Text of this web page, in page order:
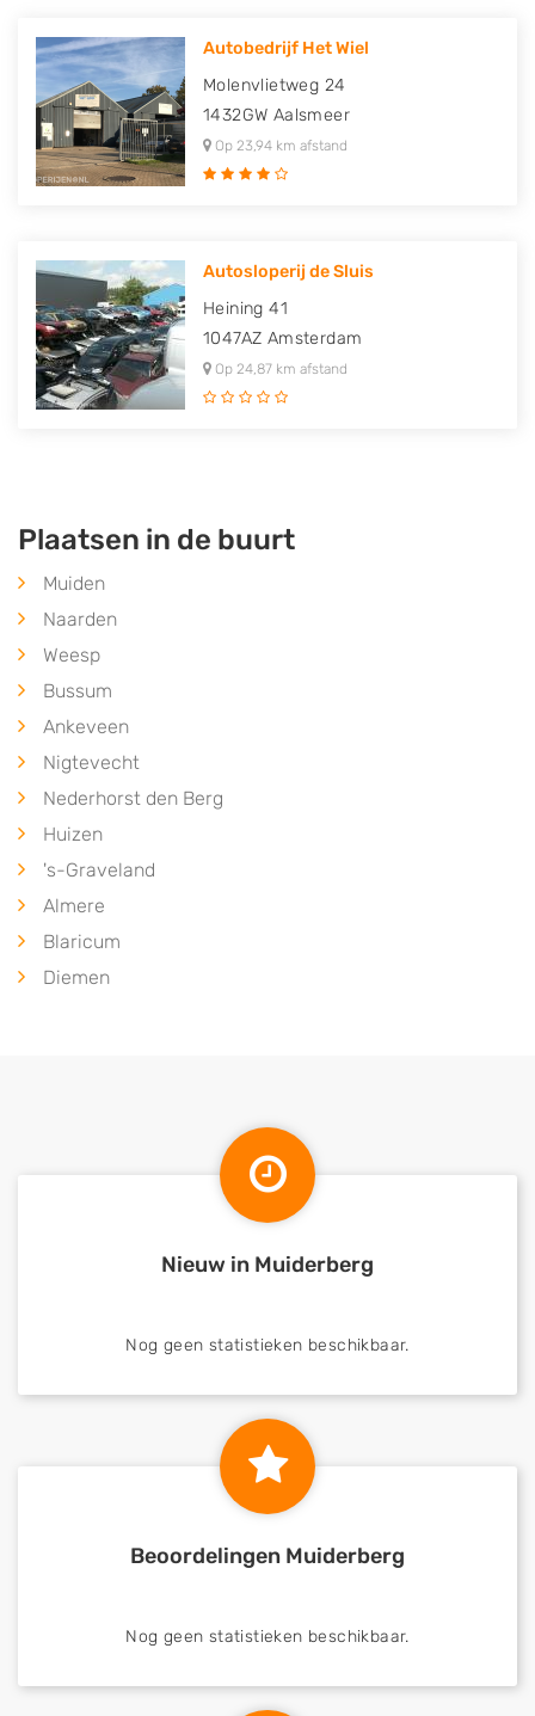
Autobedrijf Het Wiel
Molenvlietweg 24
1432GW Aalsmeer
Op 23,94 km afstand
Autosloperij de Sluis
Heining 41
1047AZ Amsterdam
Op 24,87 km afstand
Plaatsen in de buurt
Muiden
Naarden
Weesp
Bussum
Ankeveen
Nigtevecht
Nederhorst den Berg
Huizen
's-Graveland
Almere
Blaricum
Diemen
Nieuw in Muiderberg
Nog geen statistieken beschikbaar.
Beoordelingen Muiderberg
Nog geen statistieken beschikbaar.